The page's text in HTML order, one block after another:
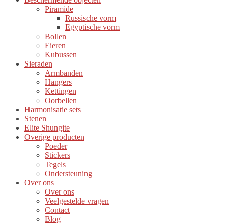
Piramide
Russische vorm
Egyptische vorm
Bollen
Eieren
Kubussen
Sieraden
Armbanden
Hangers
Kettingen
Oorbellen
Harmonisatie sets
Stenen
Elite Shungite
Overige producten
Poeder
Stickers
Tegels
Ondersteuning
Over ons
Over ons
Veelgestelde vragen
Contact
Blog